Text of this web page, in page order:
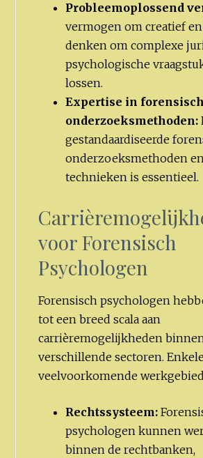
Probleemoplossend
vermogen om creatief
denken om complexe
psychologische
lossen.
Expertise in
onderzoeksmethoden:
gestandaardiseerde
onderzoeksmethoden
technieken is essentieel.
voor Forensisch
Psychologen
Forensisch psychologen
tot een breed scala aan
carrièremogelijkheden
verschillende sectoren. Enkele
veelvoorkomende
Rechtssysteem:
psychologen kunnen
binnen de rechtbanken,